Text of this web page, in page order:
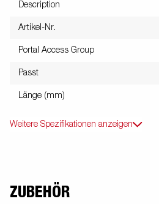
Description
Artikel-Nr.
Portal Access Group
Passt
Länge (mm)
Weitere Spezifikationen anzeigen
ZUBEHÖR